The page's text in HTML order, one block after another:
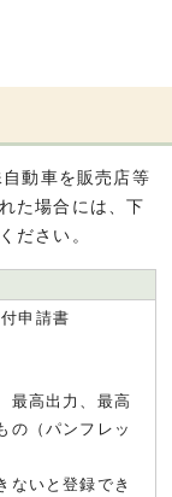
動車を販売店等
た場合には、下
ださい。
申請書
最高出力、最高
の（パンフレッ
ないと登録でき